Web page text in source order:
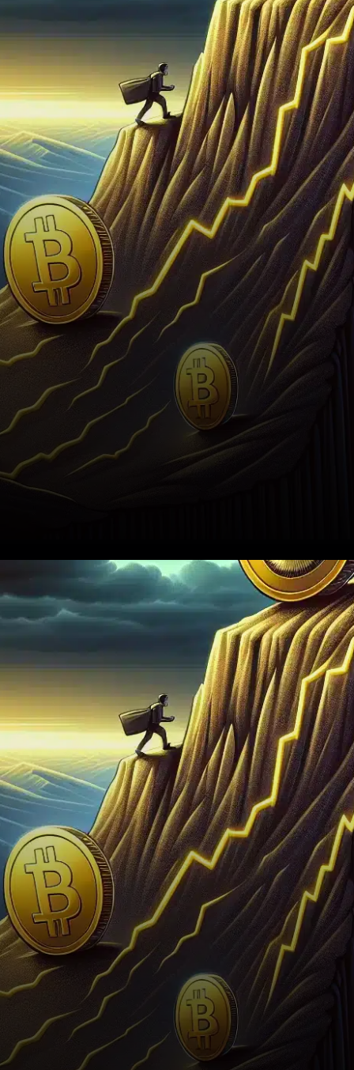
En décembre 2025, la valeur
du Dogecoin a atteint des
niveaux préoccupants,
tombant sous le seuil critique
de 0,15 dollar.…